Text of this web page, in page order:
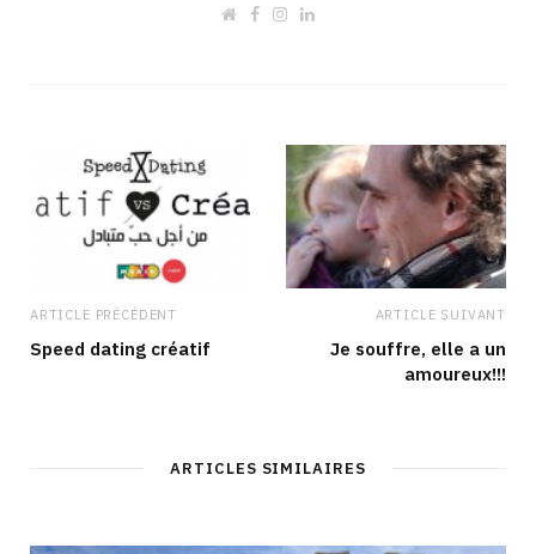
W
F
I
m
L
ARTICLE PRÉCÉDENT
Speed dating créatif
ARTICLE SUIVANT
Je souffre, elle a un
amoureux!!!
ARTICLES SIMILAIRES